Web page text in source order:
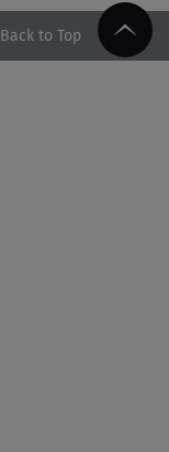
Back to Top